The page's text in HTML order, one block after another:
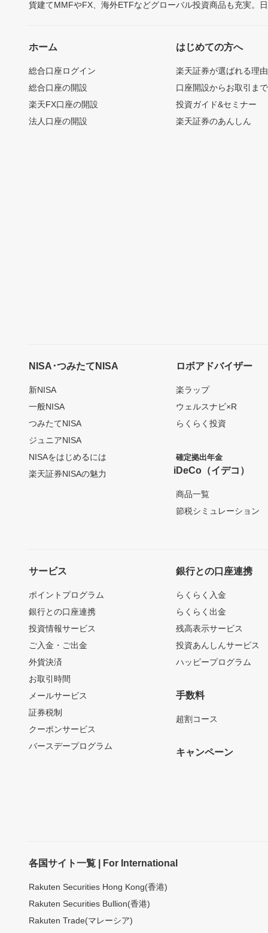
貨建てMMFやFX、海外ETFなどグローバル投資商品も充実。
ホーム
総合口座ログイン
総合口座の開設
楽天FX口座の開設
法人口座の開設
はじめての方へ
楽天証券が選ばれる理由
口座開設からお取引ま
投資ガイド&セミナー
楽天証券のあんしん
NISA･つみたてNISA
新NISA
一般NISA
つみたてNISA
ジュニアNISA
NISAをはじめるには
楽天証券NISAの魅力
ロボアドバイザー
楽ラップ
ウェルスナビ×R
らくらく投資
確定拠出年金
iDeCo（イデコ）
商品一覧
節税シミュレーション
サービス
ポイントプログラム
銀行との口座連携
投資情報サービス
ご入金・ご出金
外貨決済
お取引時間
メールサービス
証券税制
クーポンサービス
バースデープログラム
銀行との口座連携
らくらく入金
らくらく出金
残高表示サービス
投資あんしんサービス
ハッピープログラム
手数料
超割コース
キャンペーン
各国サイト一覧 | For International
Rakuten Securities Hong Kong(香港)
Rakuten Securities Bullion(香港)
Rakuten Trade(マレーシア)